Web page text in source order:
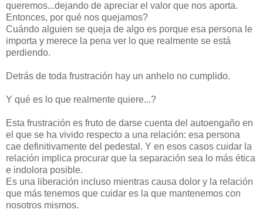
queremos...dejando de apreciar el valor que nos aporta.
Entonces, por qué nos quejamos?
Cuándo alguien se queja de algo es porque esa persona le
importa y merece la pena ver lo que realmente se está
perdiendo.
Detrás de toda frustración hay un anhelo no cumplido.
Y qué es lo que realmente quiere...?
Esta frustración es fruto de darse cuenta del autoengaño en
el que se ha vivido respecto a una relación: esa persona
cae definitivamente del pedestal. Y en esos casos cuidar la
relación implica procurar que la separación sea lo más ética
e indolora posible.
Es una liberación incluso mientras causa dolor y la relación
que más tenemos que cuidar es la que mantenemos con
nosotros mismos.